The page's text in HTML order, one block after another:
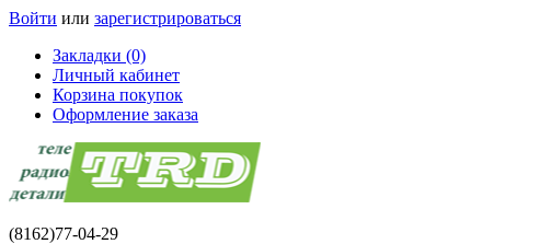
Войти или зарегистрироваться
Закладки (0)
Личный кабинет
Корзина покупок
Оформление заказа
(8162)77-04-29